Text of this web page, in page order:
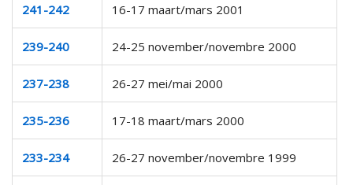
241-242 16-17 maart/mars 2001
239-240 24-25 november/novembre 2000
237-238 26-27 mei/mai 2000
235-236 17-18 maart/mars 2000
233-234 26-27 november/novembre 1999